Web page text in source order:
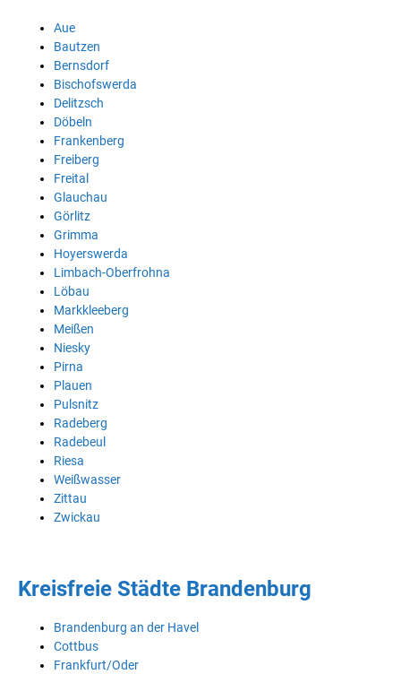
Aue
Bautzen
Bernsdorf
Bischofswerda
Delitzsch
Döbeln
Frankenberg
Freiberg
Freital
Glauchau
Görlitz
Grimma
Hoyerswerda
Limbach-Oberfrohna
Löbau
Markkleeberg
Meißen
Niesky
Pirna
Plauen
Pulsnitz
Radeberg
Radebeul
Riesa
Weißwasser
Zittau
Zwickau
Kreisfreie Städte Brandenburg
Brandenburg an der Havel
Cottbus
Frankfurt/Oder